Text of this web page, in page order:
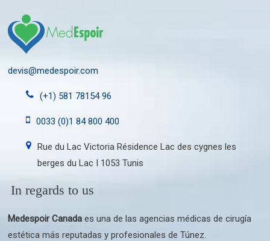
devis@medespoir.com
(+1) 581 78154 96
0033 (0)1 84 800 400
Rue du Lac Victoria Résidence Lac des cygnes les
berges du Lac I 1053 Tunis
In regards to us
Medespoir Canadaes una de las agencias médicas de cirugía
estética más reputadas y profesionales de Túnez.